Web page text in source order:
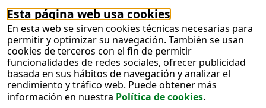
Esta página web usa cookies
En esta web se sirven cookies técnicas necesarias para
permitir y optimizar su navegación. También se usan
cookies de terceros con el fin de permitir
funcionalidades de redes sociales, ofrecer publicidad
basada en sus hábitos de navegación y analizar el
rendimiento y tráfico web. Puede obtener más
información en nuestra Política de cookies.